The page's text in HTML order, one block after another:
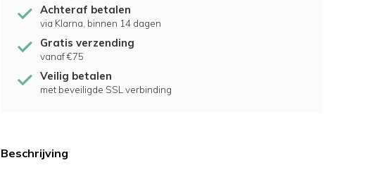
Achteraf betalen
via Klarna, binnen 14 dagen
Gratis verzending
vanaf €75
Veilig betalen
met beveiligde SSL verbinding
Beschrijving